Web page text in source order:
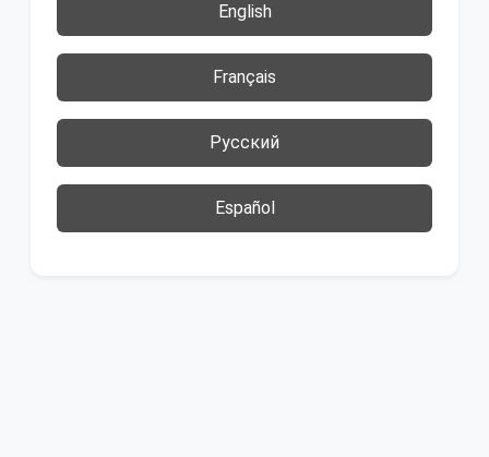
English
Français
Русский
Español